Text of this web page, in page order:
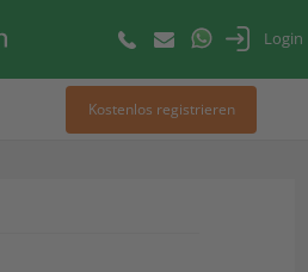
Login
Kostenlos registrieren